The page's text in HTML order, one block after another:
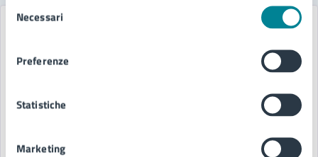
delNecessari
Preferenze
Statistiche
Marketing